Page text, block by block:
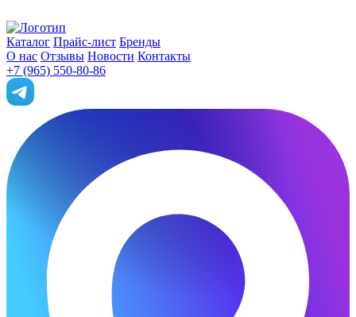
Каталог Прайс-лист Бренды
О нас Отзывы Новости Контакты
+7 (965) 550-80-86